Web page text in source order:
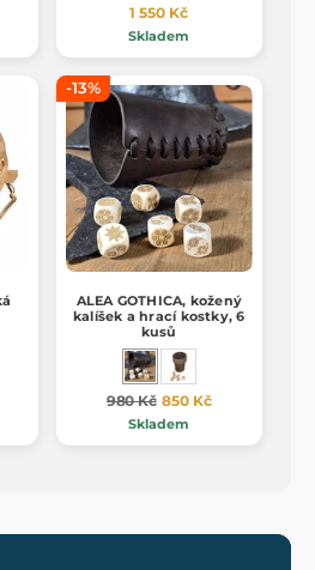
1 550 Kč
Skladem
-13%
ALEA GOTHICA, kožený
kalíšek a hrací kostky, 6
kusů
980 Kč 850 Kč
Skladem